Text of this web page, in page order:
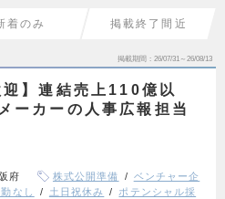
着のみ 掲載終了間近
掲載期間 26/07/31～26/08/13
迎】連結売上110億以
ーカーの人事広報担当
府 株式公開準備
ベンチャー企
なし 土日祝休み
ポテンシャル採